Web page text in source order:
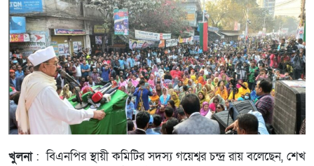
খুলনা: বিএনপির স্থায়ী কমিটির সদস্য গয়েশ্বর চন্দ্র রায় বলেছেন, শেখ